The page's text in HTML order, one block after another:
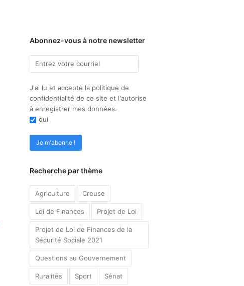
Abonnez-vous à notre newsletter
J'ai lu et accepte la politique de
confidentialité de ce site et l'autorise
à enregistrer mes données.
oui
Recherche par thème
Agriculture Creuse
Loi de Finances Projet de Loi
Projet de Loi de Finances de la
Sécurité Sociale 2021
Questions au Gouvernement
Ruralités Sport Sénat